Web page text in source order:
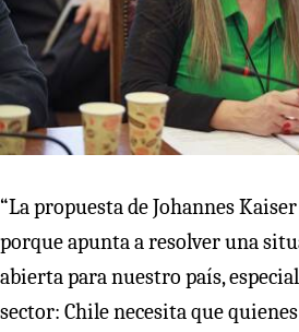
“La propuesta de Johannes
porque apunta a resolver una
abierta para nuestro país,
sector: Chile necesita que